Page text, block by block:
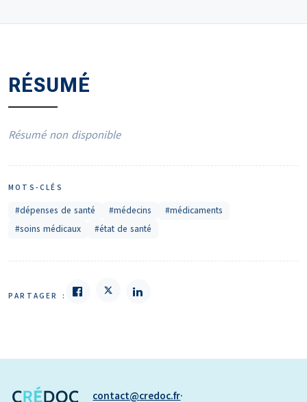
RÉSUMÉ
Résumé non disponible
MOTS-CLÉS
#dépenses de santé #médecins
#médicaments
#soins médicaux
#état de santé
PARTAGER :
contact credoc.fr·